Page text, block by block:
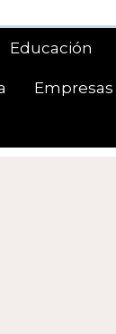
Educación
Empresas